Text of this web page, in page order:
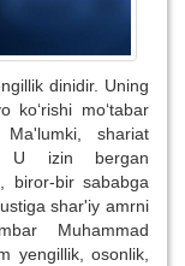
dinidir. Uning
ko‘rishi mo‘tabar
shariat
U izin bergan
biror-bir sababga
shar'iy amrni
Muhammad
yengillik, osonlik,